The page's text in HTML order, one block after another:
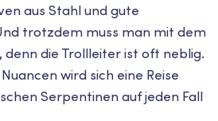
aus Stahl und gute
trotzdem muss man mit dem
die Trollleiter ist oft neblig.
wird sich eine Reise
Serpentinen auf jeden Fall